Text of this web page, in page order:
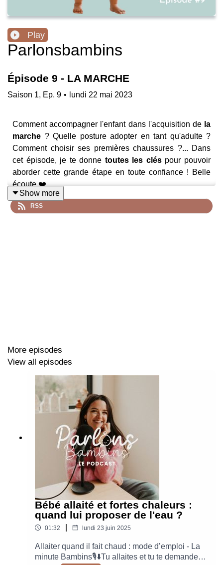
Play
Parlonsbambins
Épisode 9 - LA MARCHE
Saison 1, Ep. 9 • lundi 22 mai 2023
Comment accompagner l'enfant dans l'acquisition de la
marche ? Quelle posture adopter en tant qu'adulte ?
Comment choisir ses premières chaussures ?... Dans
cet épisode, je te donne toutes les cléspour pouvoir
aborder cette grande étape en toute confiance ! Belle
écoute ❤️
Montage & intro : @intothewave
Show more
RSS
More episodes
View all episodes
Bébé allaité et fortes chaleurs :
quand lui proposer de l'eau ?
01:32 lundi 23 juin 2025
Allaiter quand il fait chaud : mode d’emploi - La
minute Bambins🎙️​⬇️Tu allaites et tu te demandes